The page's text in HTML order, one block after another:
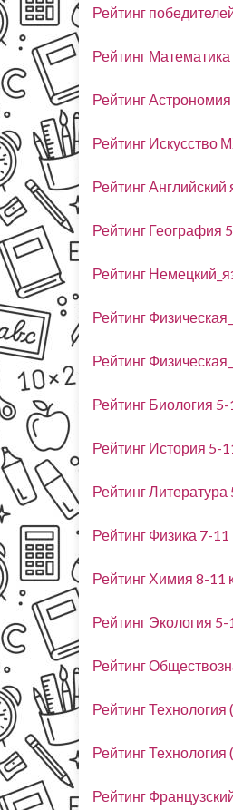
Рейтинг
Рейтинг
Рейтинг
Рейтинг Искусство
Рейтинг
Рейтинг География
Рейтинг
Рейтинг
Рейтинг
Рейтинг Биология
Рейтинг История 5-
Рейтинг Литература
Рейтинг Физика 7-11
Рейтинг Химия 8-11
Рейтинг Экология
Рейтинг
Рейтинг Технология
Рейтинг Технология
Рейтинг